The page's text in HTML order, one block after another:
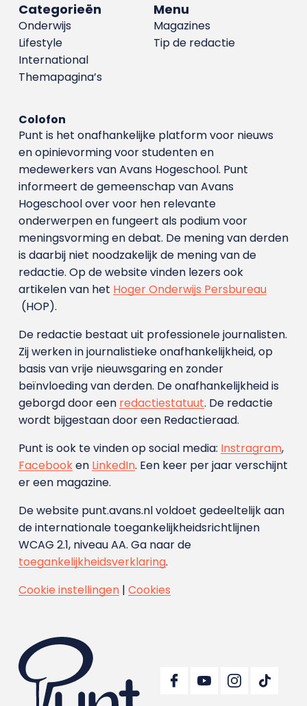
Menu
Magazines
Tip de redactie
Categorieën
Onderwijs
Lifestyle
International
Themapagina’s
Colofon
Punt is het onafhankelijke platform voor nieuws
en opinievorming voor studenten en
medewerkers van Avans Hoge­school. Punt
informeert de gemeenschap van Avans
Hogeschool over voor hen relevante
onderwerpen en fungeert als podium voor
meningsvorming en debat. De mening van derden
is daarbij niet noodzakelijk de mening van de
redactie. Op de website vinden lezers ook
artikelen van het Hoger Onderwijs Persbureau
(HOP).
De redactie bestaat uit professionele journalisten.
Zij werken in journalistieke onafhankelijkheid, op
basis van vrije nieuwsgaring en zonder
beïnvloeding van derden. De onafhankelijkheid is
geborgd door een redactiestatuut. De redactie
wordt bijgestaan door een Redactieraad.
Punt is ook te vinden op social media: Instragram,
Facebooken LinkedIn. Een keer per jaar verschijnt
er een magazine.
De website punt.avans.nl voldoet gedeeltelijk aan
de internationale toegankelijkheidsrichtlijnen
WCAG 2.1, niveau AA. Ga naar de
toegankelijkheidsverklaring.
Cookie instellingen| Cookies